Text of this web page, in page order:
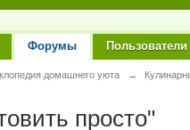
Форумы Пользователи
домашнего уюта →
просто"